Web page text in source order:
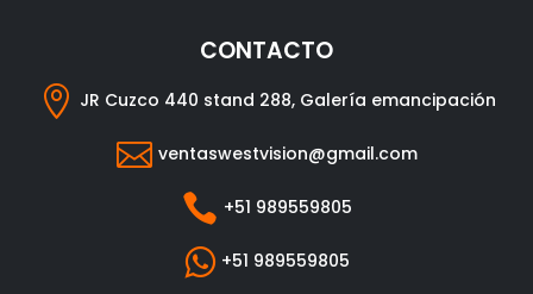
CONTACTO
 JR Cuzco 440 stand 288, Galería emancipación
 ventaswestvision@gmail.com
 +51 989559805
 +51 989559805